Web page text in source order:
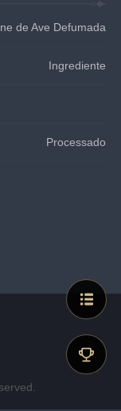
de Ave Defumada
Ingrediente
Processado